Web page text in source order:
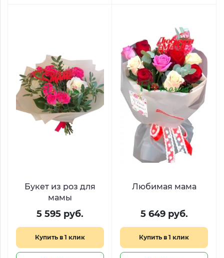
Букет из роз для
мамы
5 595 руб.
Купить в 1 клик
Любимая мама
5 649 руб.
Купить в 1 клик